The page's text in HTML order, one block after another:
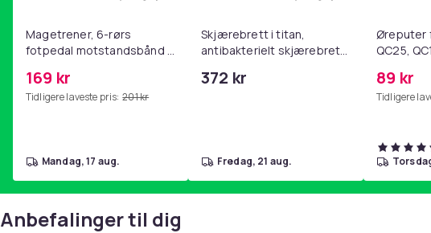
Magetrener, 6-rørs
fotpedal motstandsbånd -
yoga og
hjemmegymnastikk Pink
169 kr
Tidligere laveste pris: 201 kr
mandag, 17 aug.
Skjærebrett i titan,
antibakterielt skjærebrett,
BPA-fri (2 stk.)
372 kr
fredag, 21 aug.
Øreputer
QC25,
SoundLink
89 kr
Tidligere
Anbefalinger til dig